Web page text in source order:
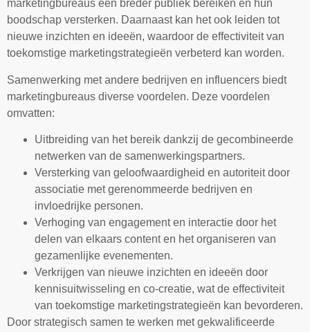
marketingbureaus een breder publiek bereiken en hun
boodschap versterken. Daarnaast kan het ook leiden tot
nieuwe inzichten en ideeën, waardoor de effectiviteit van
toekomstige marketingstrategieën verbeterd kan worden.
Samenwerking met andere bedrijven en influencers biedt
marketingbureaus diverse voordelen. Deze voordelen
omvatten:
Uitbreiding van het bereik dankzij de gecombineerde
netwerken van de samenwerkingspartners.
Versterking van geloofwaardigheid en autoriteit door
associatie met gerenommeerde bedrijven en
invloedrijke personen.
Verhoging van engagement en interactie door het
delen van elkaars content en het organiseren van
gezamenlijke evenementen.
Verkrijgen van nieuwe inzichten en ideeën door
kennisuitwisseling en co-creatie, wat de effectiviteit
van toekomstige marketingstrategieën kan bevorderen.
Door strategisch samen te werken met gekwalificeerde